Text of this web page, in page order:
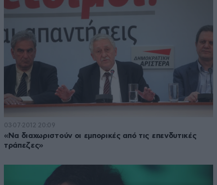
03·07·2012 20:09
«Να διαχωριστούν οι εμπορικές από τις επενδυτικές
τράπεζες»